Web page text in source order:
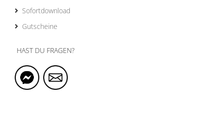
Sofortdownload
Gutscheine
HAST DU FRAGEN?